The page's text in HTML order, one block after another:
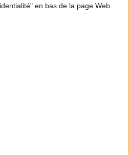
en bas de la page Web.
FAIRE À PARIS EN AOÛT